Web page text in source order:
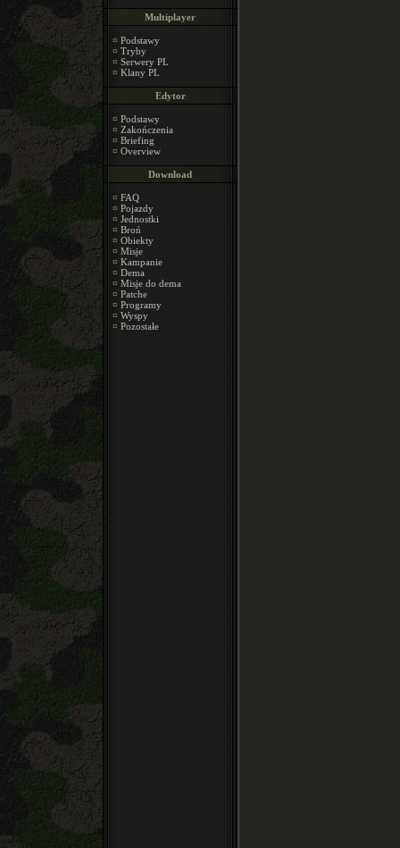
Multiplayer
¤ Podstawy
¤ Tryby
¤ Serwery PL
¤ Klany PL
Edytor
¤ Podstawy
¤ Zakończenia
¤ Briefing
¤ Overview
Download
¤ FAQ
¤ Pojazdy
¤ Jednostki
¤ Broń
¤ Obiekty
¤ Misje
¤ Kampanie
¤ Dema
¤ Misje do dema
¤ Patche
¤ Programy
¤ Wyspy
¤ Pozostałe